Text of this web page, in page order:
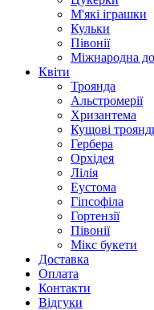
М'які іграшки
Кульки
Півонії
Міжнародна
Квіти
Троянда
Альстромерії
Хризантема
Кущові
Гербера
Орхідея
Лілія
Еустома
Гіпсофіла
Гортензії
Півонії
Мікс букети
Доставка
Оплата
Контакти
Відгуки